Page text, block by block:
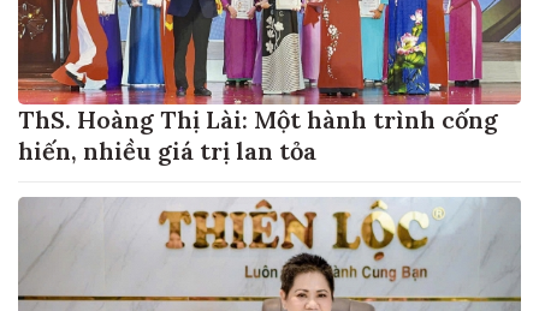
ThS. Hoàng Thị Lài: Một hành trình cống
hiến, nhiều giá trị lan tỏa